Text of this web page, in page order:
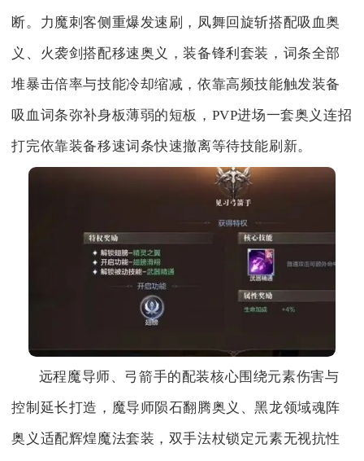
断。力魔刺客侧重爆发速刷，凤舞回旋斩搭配吸血奥
义、火袭剑搭配移速奥义，装备锋利套装，词条全部
堆暴击倍率与技能冷却缩减，依靠高频技能触发装备
吸血词条弥补身板薄弱的短板，PVP进场一套奥义连招
打完依靠装备移速词条快速撤离等待技能刷新。
远程魔导师、弓箭手的配装核心围绕元素伤害与
控制延长打造，魔导师陨石翻腾奥义、黑龙领域魂阵
奥义适配辉煌魔法套装，双手法杖锁定元素无视抗性